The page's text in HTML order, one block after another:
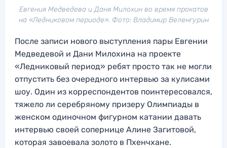
Евгения Медведева и Даня Милохин во время прокатов
на «Ледниковом периоде». Фото: Владимир Веленгурин
После записи нового выступления пары Евгении
Медведевой и Дани Милохина на проекте
«Ледниковый период» ребят просто так не могли
отпустить без очередного интервью за кулисами
шоу. Один из корреспондентов поинтересовался,
тяжело ли серебряному призеру Олимпиады в
женском одиночном фигурном катании давать
интервью своей сопернице Алине Загитовой,
которая завоевала золото в Пхенчхане.